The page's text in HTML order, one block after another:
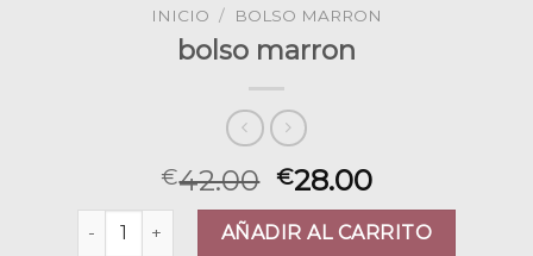
INICIO / BOLSO MARRON
bolso marron
€42.00 €28.00
bolso marron cantidadAÑADIR AL CARRITO